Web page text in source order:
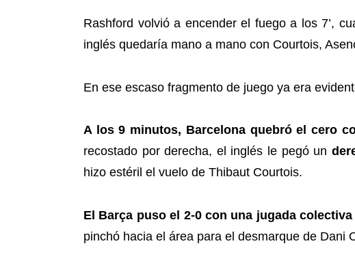
Rashford volvió a encender el fuego a los 7’,
inglés quedaría mano a mano con Courtois,
En ese escaso fragmento de juego ya era
A los 9 minutos, Barcelona quebró el cero
recostado por derecha, el inglés le pegó un
hizo estéril el vuelo de Thibaut Courtois.
El Barça puso el 2-0 con una jugada
pinchó hacia el área para el desmarque de Dani